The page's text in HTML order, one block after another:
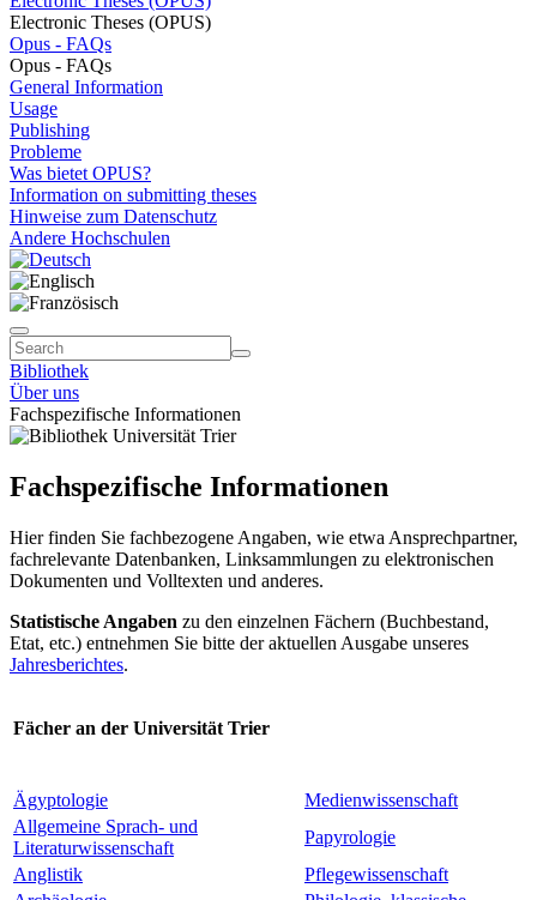
Electronic Theses (OPUS)
Opus - FAQs
Opus - FAQs
General Information
Usage
Publishing
Probleme
Was bietet OPUS?
Information on submitting theses
Hinweise zum Datenschutz
Andere Hochschulen
Bibliothek
Über uns
Fachspezifische Informationen
Fachspezifische Informationen
Hier finden Sie fachbezogene Angaben, wie etwa Ansprechpartner,
fachrelevante Datenbanken, Linksammlungen zu elektronischen
Dokumenten und Volltexten und anderes.
Statistische Angaben zu den einzelnen Fächern (Buchbestand,
Etat, etc.) entnehmen Sie bitte der aktuellen Ausgabe unseres
Jahresberichtes.
Fächer an der Universität Trier
Ägyptologie
Medienwissenschaft
Allgemeine Sprach- und
Literaturwissenschaft
Papyrologie
Anglistik
Pflegewissenschaft